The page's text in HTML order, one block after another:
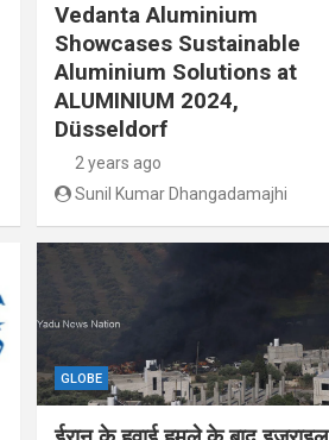
Vedanta Aluminium
Showcases Sustainable
Aluminium Solutions at
ALUMINIUM 2024,
Düsseldorf
2 years ago
Sunil Kumar Dhangadamajhi
GLOBE